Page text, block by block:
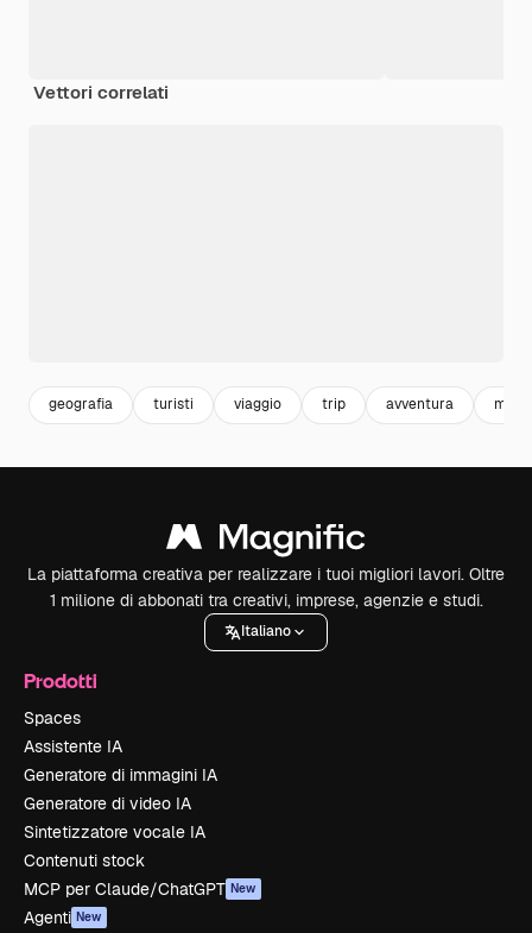
Vettori correlati
geografia turisti viaggio trip avventura
La piattaforma creativa per realizzare i tuoi migliori lavori. Oltre
1 milione di abbonati tra creativi, imprese, agenzie e studi.
Italiano
Prodotti
Spaces
Assistente IA
Generatore di immagini IA
Generatore di video IA
Sintetizzatore vocale IA
Contenuti stock
MCP per Claude/ChatGPT New
Agenti New